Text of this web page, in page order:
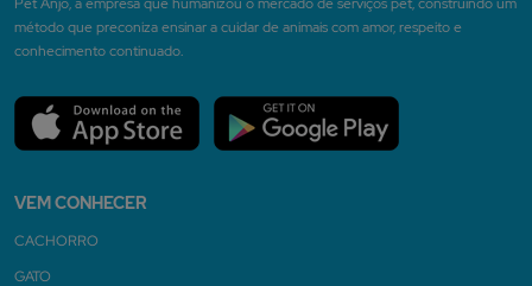
método que preconiza ensinar a cuidar de animais com amor, respeito e
conhecimento continuado.
VEM CONHECER
CACHORRO
GATO